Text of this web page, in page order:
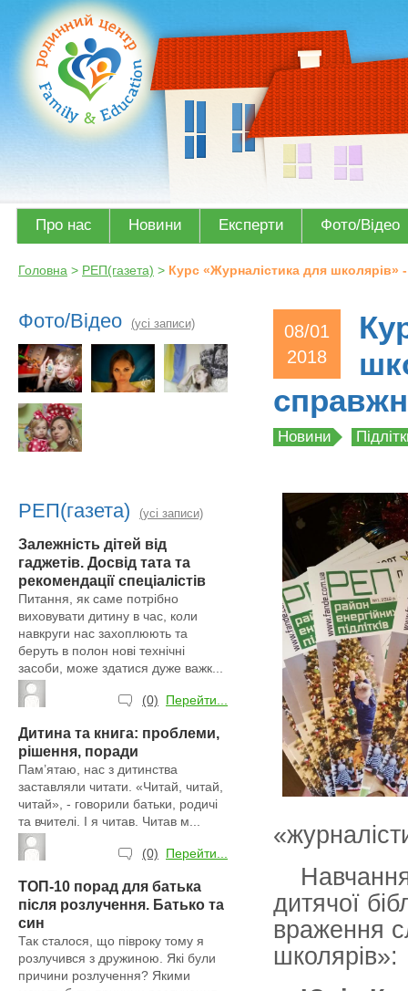
Про нас Новини Експерти Фото/Відео
Головна > РЕП(газета) > Курс «Журналістика для школярів»
Фото/Відео (усі записи)
РЕП(газета) (усі записи)
Залежність дітей від
гаджетів. Досвід тата та
рекомендації спеціалістів
Питання, як саме потрібно
виховувати дитину в час, коли
навкруги нас захоплюють та
беруть в полон нові технічні
засоби, може здатися дуже важк...
(0) Перейти...
Дитина та книга: проблеми,
рішення, поради
Пам’ятаю, нас з дитинства
заставляли читати. «Читай, читай,
читай», - говорили батьки, родичі
та вчителі. І я читав. Читав м...
(0) Перейти...
ТОП-10 порад для батька
після розлучення. Батько та
син
Так сталося, що півроку тому я
розлучився з дружиною. Які були
причини розлучення? Якими
08/01
2018
Новини
дитячої
враження
школярів»: